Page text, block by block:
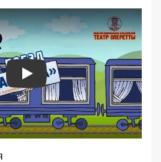
Play